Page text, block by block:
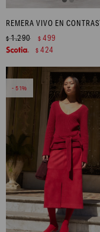
$1.290 $ 499
$ 424
51